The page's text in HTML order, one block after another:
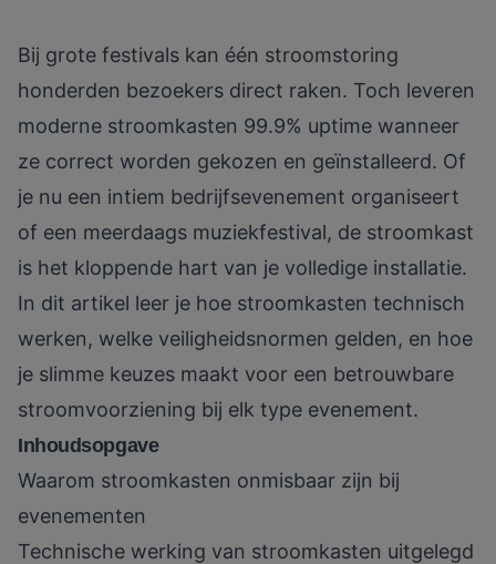
Bij grote festivals kan één stroomstoring
honderden bezoekers direct raken. Toch leveren
moderne stroomkasten 99.9% uptime wanneer
ze correct worden gekozen en geïnstalleerd. Of
je nu een intiem bedrijfsevenement organiseert
of een meerdaags muziekfestival, de stroomkast
is het kloppende hart van je volledige installatie.
In dit artikel leer je hoe stroomkasten technisch
werken, welke veiligheidsnormen gelden, en hoe
je slimme keuzes maakt voor een betrouwbare
stroomvoorziening bij elk type evenement.
Inhoudsopgave
Waarom stroomkasten onmisbaar zijn bij
evenementen
Technische werking van stroomkasten uitgelegd